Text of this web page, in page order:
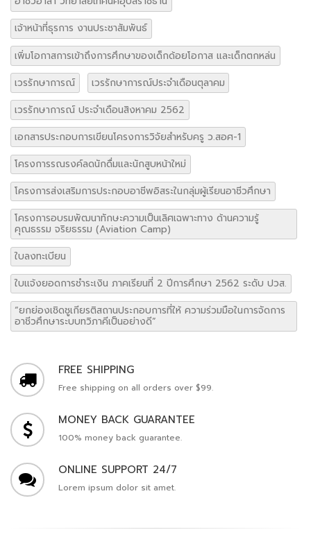
เจ้าหน้าที่ธุรการ งานประชาสัมพันธ์
เพิ่มโอกาสการเข้าถึงการศึกษาของเด็กด้อยโอกาส และเด็กตกหล่น
เวรรักษาการณ์
เวรรักษาการณ์ประจำเดือนตุลาคม
เวรรักษาการณ์ ประจำเดือนสิงหาคม 2562
เอกสารประกอบการเขียนโครงการวิจัยสำหรับครู ว.สอศ-1
โครงการรณรงค์ลดนักดื่มและนักสูบหน้าใหม่
โครงการส่งเสริมการประกอบอาชีพอิสระในกลุ่มผู้เรียนอาชีวศึกษา
โครงการอบรมพัฒนาทักษะความเป็นเลิศเฉพาะทาง ด้านความรู้
คุณธรรม จริยธรรม (Aviation Camp)
ใบลงทะเบียน
ใบแจ้งยอดการชำระเงิน ภาคเรียนที่ 2 ปีการศึกษา 2562 ระดับ ปวส.
“ยกย่องเชิดชูเกียรติสถานประกอบการที่ให้ ความร่วมมือในการจัดการ
อาชีวศึกษาระบบทวิภาคีเป็นอย่างดี”
FREE SHIPPING
Free shipping on all orders over $99.
MONEY BACK GUARANTEE
100% money back guarantee.
ONLINE SUPPORT 24/7
Lorem ipsum dolor sit amet.